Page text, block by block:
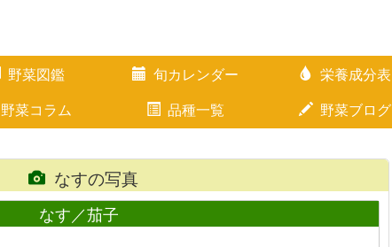
野菜図鑑 旬カレンダー 栄養成分表
野菜コラム 品種一覧 野菜ブログ
なすの写真
なす／茄子